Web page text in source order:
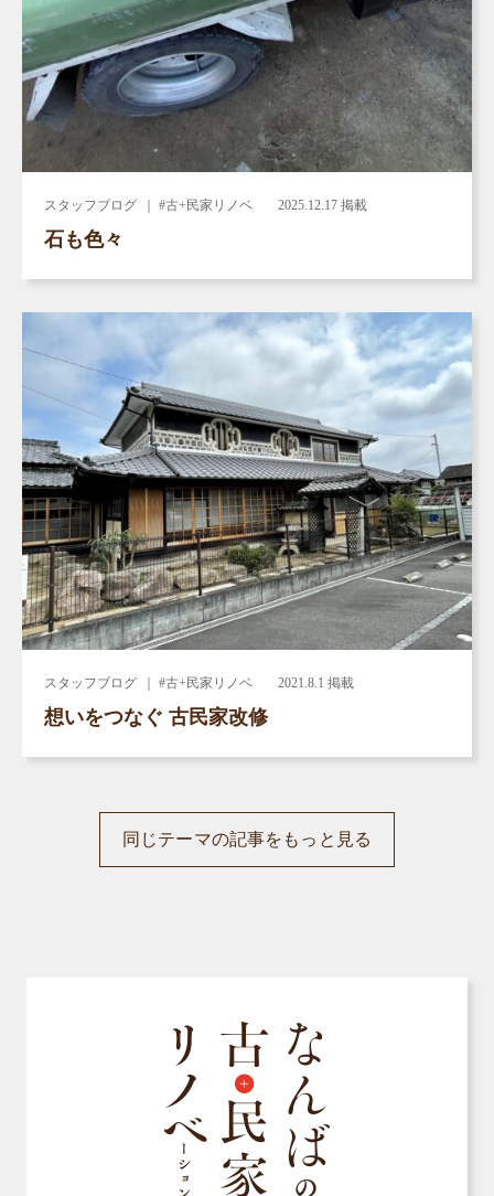
スタッフブログ ｜ #古+民家リノベ 2025.12.17 掲載
石も色々
スタッフブログ ｜ #古+民家リノベ 2021.8.1 掲載
想いをつなぐ 古民家改修
同じテーマの記事をもっと見る